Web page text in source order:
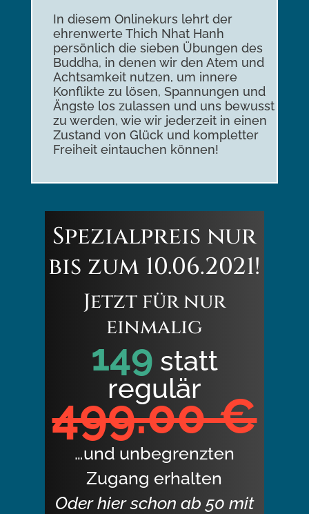
In diesem Onlinekurs lehrt der
ehrenwerte Thich Nhat Hanh
persönlich die sieben Übungen des
Buddha, in denen wir den Atem und
Achtsamkeit nutzen, um innere
Konflikte zu lösen, Spannungen und
Ängste los zulassen und uns bewusst
zu werden, wie wir jederzeit in einen
Zustand von Glück und kompletter
Freiheit eintauchen können!
Spezialpreis nur
bis zum 10.06.2021!
Jetzt für nur
einmalig
149 statt
regulär
499.00 €
…und unbegrenzten
Zugang erhalten
Oder hier schon ab 50 mit